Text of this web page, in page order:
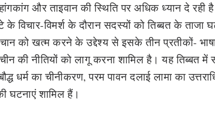
और ताइवान की स्थिति पर अधिक ध्यान दे रही
विचार-विमर्श के दौरान सदस्यों को तिब्बत के ताजा
को खत्म करने के उद्देश्य से इसके तीन प्रतीकों-
की नीतियों को लागू करना शामिल है। यह तिब्बत में
धर्म का चीनीकरण, परम पावन दलाई लामा का
घटनाएं शामिल हैं।